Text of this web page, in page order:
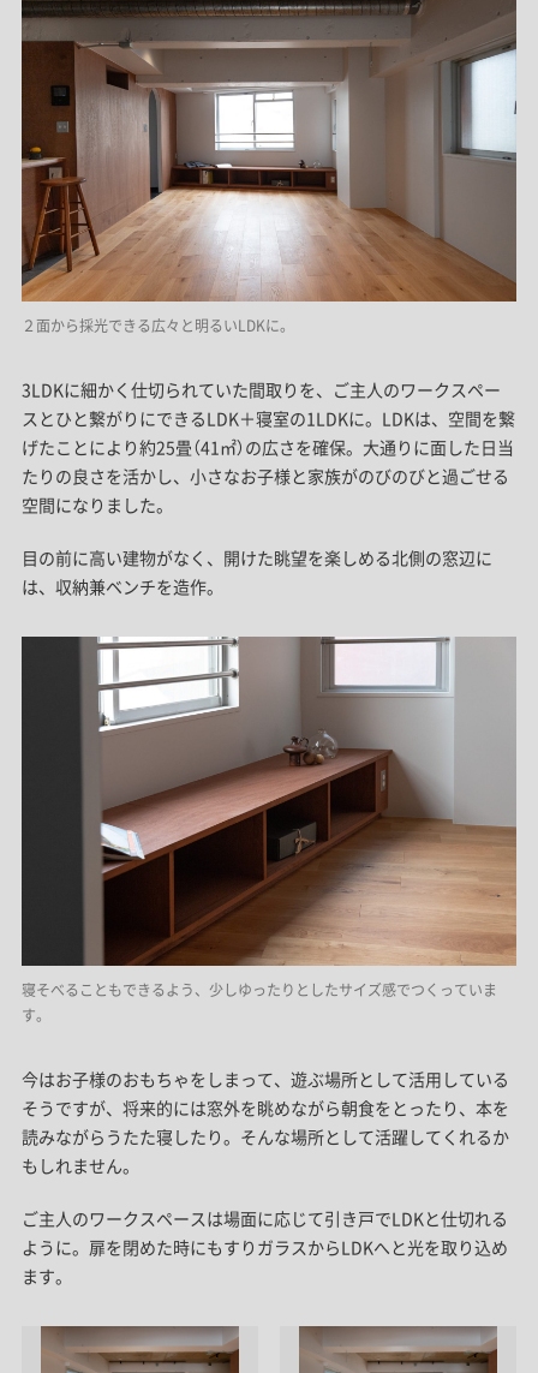
２面から採光できる広々と明るいLDKに。
3LDKに細かく仕切られていた間取りを、ご主人のワークスペー
スとひと繋がりにできるLDK＋寝室の1LDKに。LDKは、空間を繋
げたことにより約25畳（41㎡）の広さを確保。大通りに面した日当
たりの良さを活かし、小さなお子様と家族がのびのびと過ごせる
空間になりました。
目の前に高い建物がなく、開けた眺望を楽しめる北側の窓辺に
は、収納兼ベンチを造作。
寝そべることもできるよう、少しゆったりとしたサイズ感でつくっていま
す。
今はお子様のおもちゃをしまって、遊ぶ場所として活用している
そうですが、将来的には窓外を眺めながら朝食をとったり、本を
読みながらうたた寝したり。そんな場所として活躍してくれるか
もしれません。
ご主人のワークスペースは場面に応じて引き戸でLDKと仕切れる
ように。扉を閉めた時にもすりガラスからLDKへと光を取り込め
ます。